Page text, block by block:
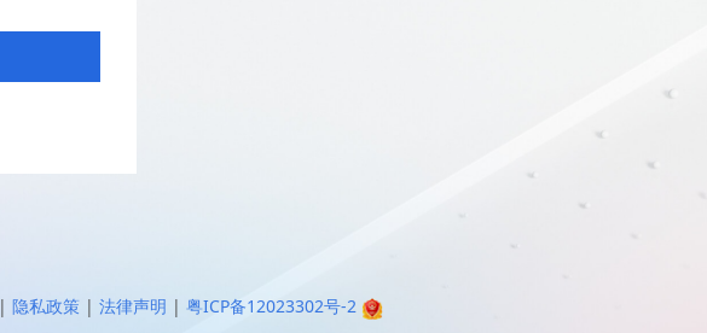
| 隐私政策 | 法律声明 | 粤ICP备12023302号-2